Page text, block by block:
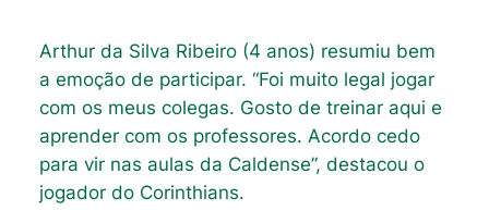
Arthur da Silva Ribeiro (4 anos) resumiu bem
a emoção de participar. “Foi muito legal jogar
com os meus colegas. Gosto de treinar aqui e
aprender com os professores. Acordo cedo
para vir nas aulas da Caldense”, destacou o
jogador do Corinthians.